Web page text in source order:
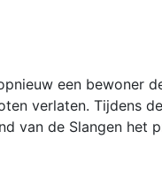
een bewoner
verlaten. Tijdens
van de Slangen het